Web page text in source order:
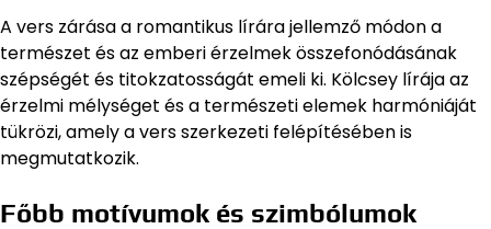
A vers zárása a romantikus lírára jellemző módon a
természet és az emberi érzelmek összefonódásának
szépségét és titokzatosságát emeli ki. Kölcsey lírája az
érzelmi mélységet és a természeti elemek harmóniáját
tükrözi, amely a vers szerkezeti felépítésében is
megmutatkozik.
Főbb motívumok és szimbólumok